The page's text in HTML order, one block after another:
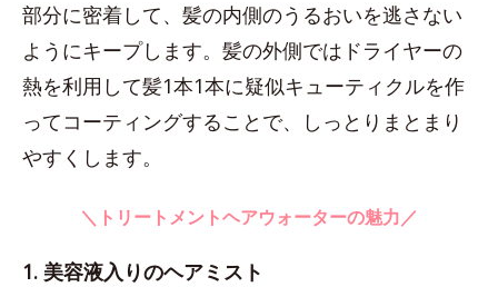
部分に密着して、髪の内側のうるおいを逃さない
ようにキープします。髪の外側ではドライヤーの
熱を利用して髪1本1本に疑似キューティクルを作
ってコーティングすることで、しっとりまとまり
やすくします。
＼トリートメントヘアウォーターの魅力／
1. 美容液入りのヘアミスト